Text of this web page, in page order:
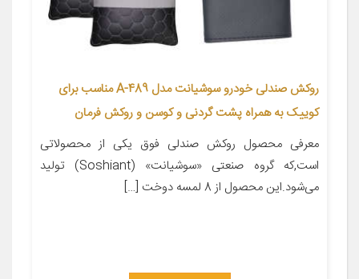
روکش صندلی خودرو سوشیانت مدل A-489 مناسب برای
کوییک به همراه پشت گردنی و کوسن و روکش فرمان
معرفی محصول روکش صندلی فوق یکی از محصولاتی
است,که گروه صنعتی «سوشیانت» (Soshiant) تولید
می‌شود.این محصول از 8 لمسه دوخت […]